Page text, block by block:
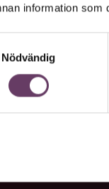
information som
Nödvändig